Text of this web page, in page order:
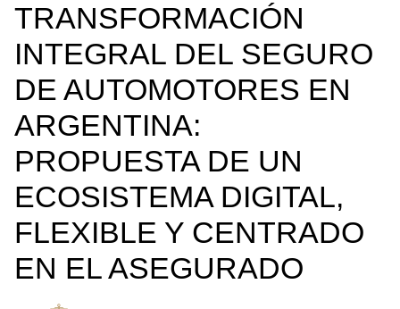
TRANSFORMACIÓN
INTEGRAL DEL SEGURO
DE AUTOMOTORES EN
ARGENTINA:
PROPUESTA DE UN
ECOSISTEMA DIGITAL,
FLEXIBLE Y CENTRADO
EN EL ASEGURADO